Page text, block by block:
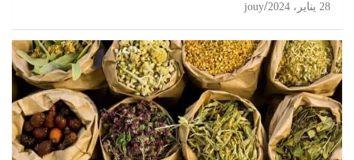
28 يناير، 2024 jouy